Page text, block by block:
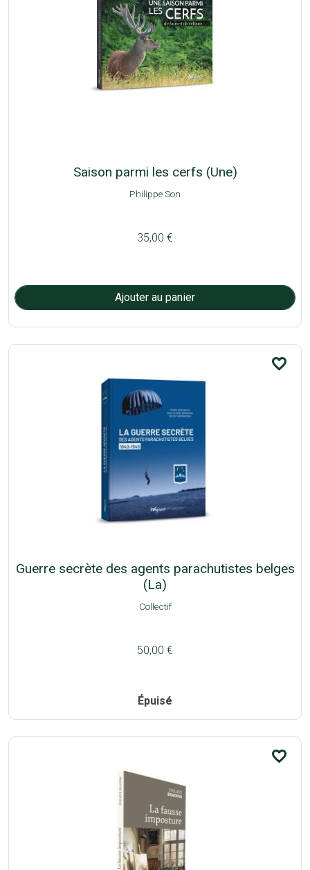
Saison parmi les cerfs (Une)
Philippe Son
35,00 €
favorite_border
Guerre secrète des agents parachutistes belges
(La)
Collectif
50,00 €
Épuisé
favorite_border